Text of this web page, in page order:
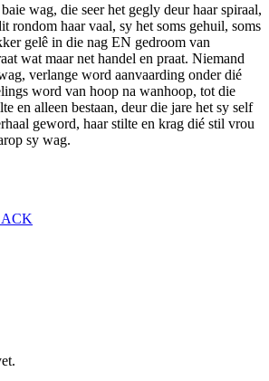
wag, die seer het gegly deur haar spiraal,
rondom haar vaal, sy het soms gehuil, soms
gelê in die nag EN gedroom van
wat maar net handel en praat. Niemand
verlange word aanvaarding onder dié
word van hoop na wanhoop, tot die
en alleen bestaan, deur die jare het sy self
geword, haar stilte en krag dié stil vrou
sy wag.